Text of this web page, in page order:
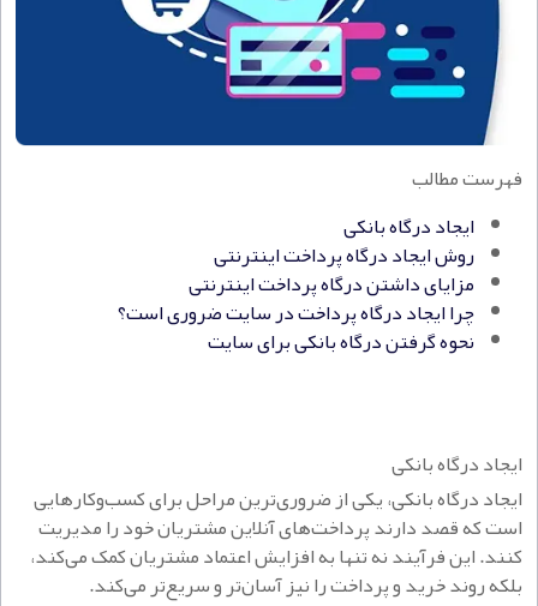
فهرست مطالب
ایجاد درگاه بانکی
روش ایجاد درگاه پرداخت اینترنتی
مزایای داشتن درگاه پرداخت اینترنتی
چرا ایجاد درگاه پرداخت در سایت ضروری است؟
نحوه گرفتن درگاه بانکی برای سایت
ایجاد درگاه بانکی
ایجاد درگاه بانکی، یکی از ضروری‌ترین مراحل برای کسب‌وکارهایی
است که قصد دارند پرداخت‌های آنلاین مشتریان خود را مدیریت
کنند. این فرآیند نه تنها به افزایش اعتماد مشتریان کمک می‌کند،
بلکه روند خرید و پرداخت را نیز آسان‌تر و سریع‌تر می‌کند.